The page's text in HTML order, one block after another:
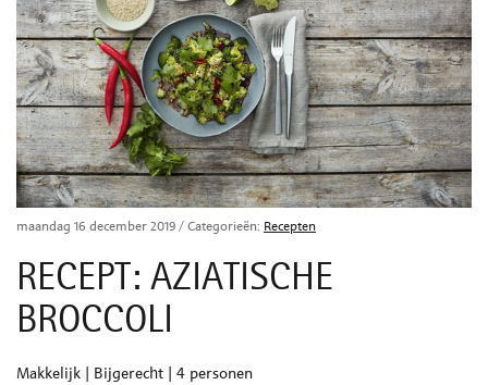
maandag 16 december 2019 / Categorieën: Recepten
RECEPT: AZIATISCHE
BROCCOLI
Makkelijk | Bijgerecht | 4 personen